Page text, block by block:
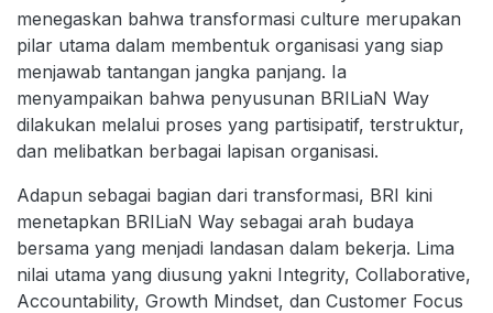
menegaskan bahwa transformasi culture merupakan
pilar utama dalam membentuk organisasi yang siap
menjawab tantangan jangka panjang. Ia
menyampaikan bahwa penyusunan BRILiaN Way
dilakukan melalui proses yang partisipatif, terstruktur,
dan melibatkan berbagai lapisan organisasi.
Adapun sebagai bagian dari transformasi, BRI kini
menetapkan BRILiaN Way sebagai arah budaya
bersama yang menjadi landasan dalam bekerja. Lima
nilai utama yang diusung yakni Integrity, Collaborative,
Accountability, Growth Mindset, dan Customer Focus